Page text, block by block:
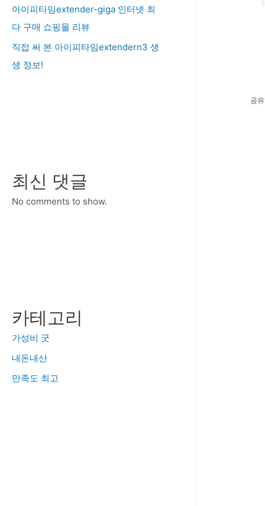
아이피타임extender-giga 인터넷 최
다 구매 쇼핑몰 리뷰
직접 써 본 아이피타임extendern3 생
생 정보!
최신 댓글
No comments to show.
카테고리
가성비 굿
내돈내산
만족도 최고
공